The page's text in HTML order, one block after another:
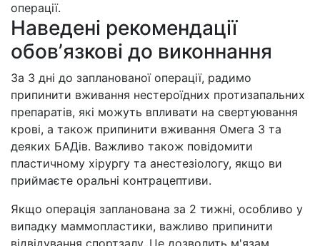
операції.
Наведені рекомендації
обовʼязкові до виконнання
За 3 дні до запланованої операції, радимо
припинити вживання нестероїдних протизапальних
препаратів, які можуть впливати на свертуювання
крові, а також припинити вживання Омега 3 та
деяких БАДів. Важливо також повідомити
пластичному хірургу та анестезіологу, якщо ви
приймаєте оральні контрацептиви.
Якщо операція запланована за 2 тижні, особливо у
випадку маммопластики, важливо припинити
відвідування спортзалу. Це дозволить м'язам